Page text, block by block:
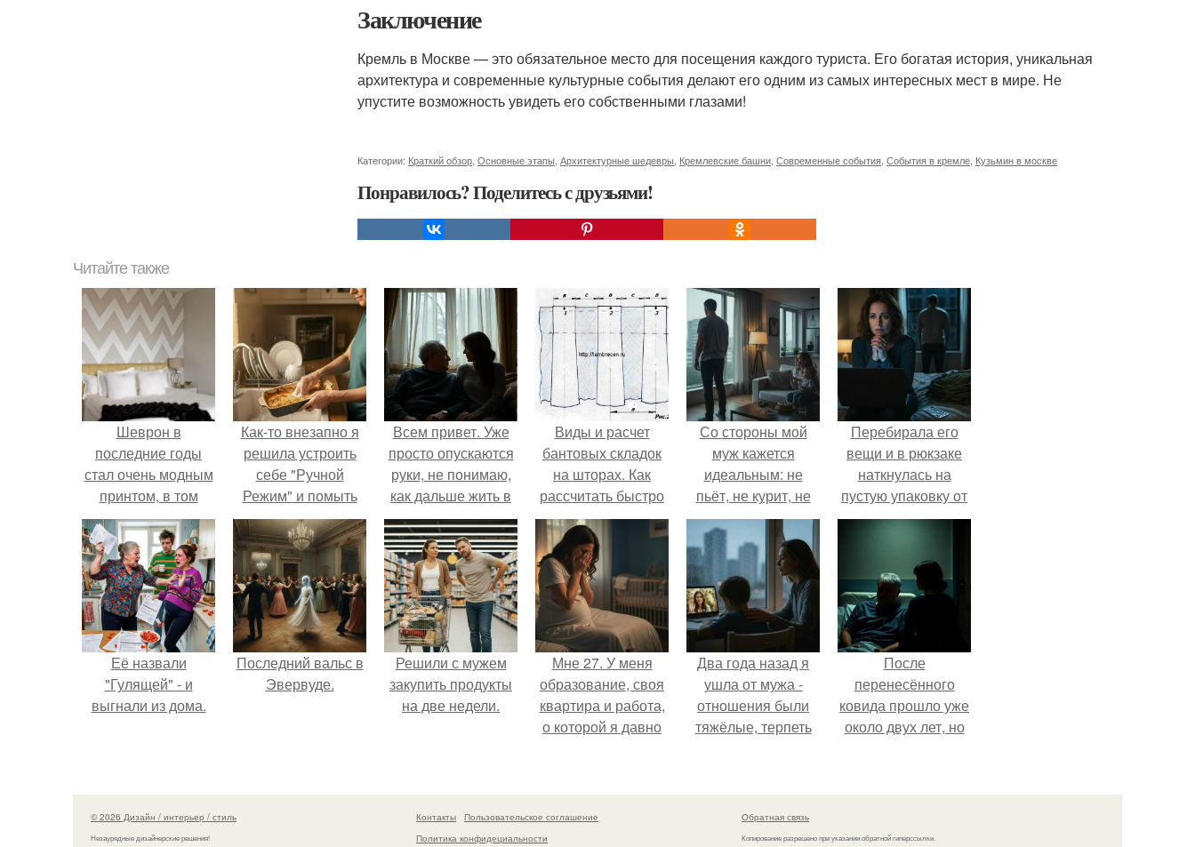
Заключение
Кремль в Москве — это обязательное место для посещения каждого туриста. Его богатая история, уникальная
архитектура и современные культурные события делают его одним из самых интересных мест в мире. Не
упустите возможность увидеть его собственными глазами!
Категории: Краткий обзор Основные этапы Архитектурные шедевры Кремлевские башни Современные события События в кремле Кузьмин в москве
Понравилось? Поделитесь с друзьями!
Читайте также
Шеврон в
последние годы
стал очень модным
принтом, в том
числе, и в
интерьере.
Как-то внезапно я
решила устроить
себе "Ручной
Режим" и помыть
посуду без помощи
техники.
Всем привет. Уже
просто опускаются
руки, не понимаю,
как дальше жить в
этой ситуации.
Виды и расчет
бантовых складок
на шторах. Как
рассчитать быстро
и легко бантовую
складку на
занавесках
Со стороны мой
муж кажется
идеальным: не
пьёт, не курит, не
даёт поводов для
ревности, с
ребёнком
справляется
отлично, да и
готовит лучше
Перебирала его
вещи и в рюкзаке
наткнулась на
пустую упаковку от
каких-то таблеток.
Её назвали
"Гулящей" - и
выгнали из дома.
Последний вальс в
Эвервуде.
Решили с мужем
закупить продукты
на две недели.
Мне 27. У меня
образование, своя
квартира и работа,
о которой я давно
Два года назад я
ушла от мужа -
отношения были
тяжёлые, терпеть
После
перенесённого
ковида прошло уже
около двух лет, но
очень чётко.
© 2026 Дизайн / интерьер / стиль
Незаурядные дизайнерские решения!
Контакты
Пользовательское соглашение
Политика конфидециальности
Обратная связь
Копирование разрешено при указании обратной гиперссылки.